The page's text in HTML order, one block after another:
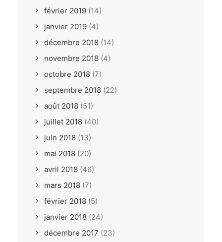
février 2019 (14)
janvier 2019 (4)
décembre 2018 (14)
novembre 2018 (4)
octobre 2018 (7)
septembre 2018 (22)
août 2018 (51)
juillet 2018 (40)
juin 2018 (13)
mai 2018 (20)
avril 2018 (46)
mars 2018 (7)
février 2018 (5)
janvier 2018 (24)
décembre 2017 (23)